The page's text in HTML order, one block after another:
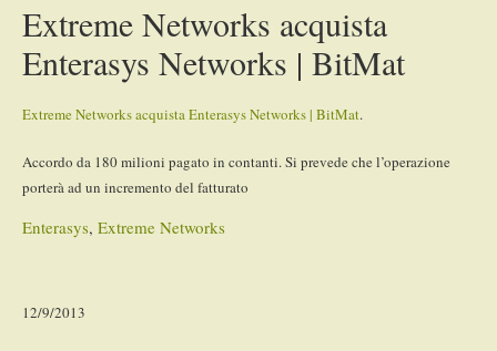
Extreme Networks acquista
Enterasys Networks | BitMat
Extreme Networks acquista Enterasys Networks | BitMat.
Accordo da 180 milioni pagato in contanti. Si prevede che l’operazione
porterà ad un incremento del fatturato
Enterasys, Extreme Networks
12/9/2013